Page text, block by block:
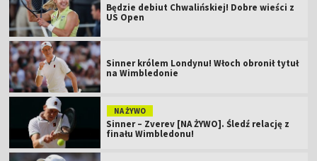
Będzie debiut Chwalińskiej! Dobre wieści z
US Open
Sinner królem Londynu! Włoch obronił tytuł
na Wimbledonie
NA ŻYWO
Sinner – Zverev [NA ŻYWO]. Śledź relację z
finału Wimbledonu!